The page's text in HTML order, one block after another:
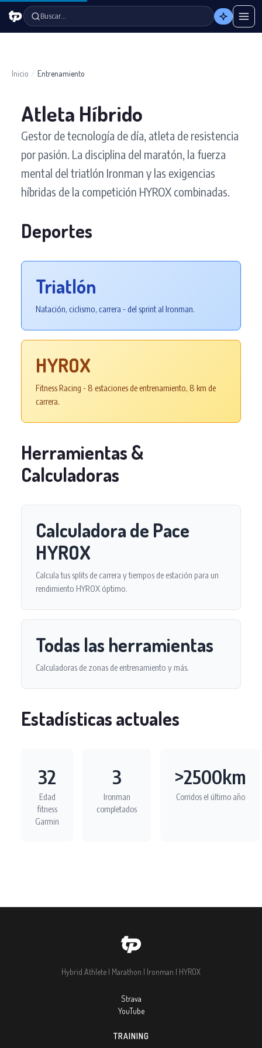
Buscar…
Inicio / Entrenamiento
Atleta Híbrido
Gestor de tecnología de día, atleta de resistencia
por pasión. La disciplina del maratón, la fuerza
mental del triatlón Ironman y las exigencias
híbridas de la competición HYROX combinadas.
Deportes
Triatlón
Natación, ciclismo, carrera - del sprint al Ironman.
HYROX
Fitness Racing - 8 estaciones de entrenamiento, 8 km de
carrera.
Herramientas &
Calculadoras
Calculadora de Pace
HYROX
Calcula tus splits de carrera y tiempos de estación para un
rendimiento HYROX óptimo.
Todas las herramientas
Calculadoras de zonas de entrenamiento y más.
Estadísticas actuales
32
Edad
fitness
Garmin
3
Ironman
completados
>2500km
Corridos el último año
Hybrid Athlete | Marathon | Ironman | HYROX
Strava
YouTube
TRAINING